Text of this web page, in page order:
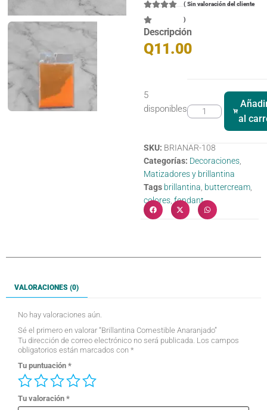
(Sin valoración del cliente
)
Descripción
Q11.00
5
disponibles
al
SKU: BRIANAR-108
Categorías: Decoraciones
Matizadores y brillantina
Tags brillantina buttercream
colores ,fondant
VALORACIONES (0)
No hay valoraciones aún.
Sé el primero en valorar “Brillantina Comestible Anaranjado”
Tu dirección de correo electrónico no será publicada. Los campos
obligatorios están marcados con *
Tu puntuación *
Tu valoración *